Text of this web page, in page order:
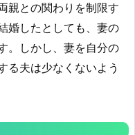
親との関わりを制限す
婚したとしても、妻の
。しかし、妻を自分の
る夫は少なくないよう